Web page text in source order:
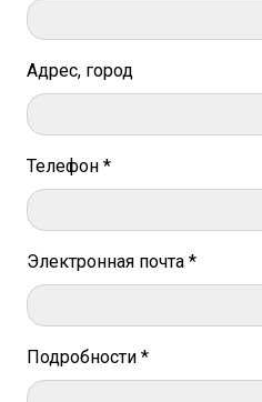
Адрес, город
Телефон *
Электронная почта *
Подробности *